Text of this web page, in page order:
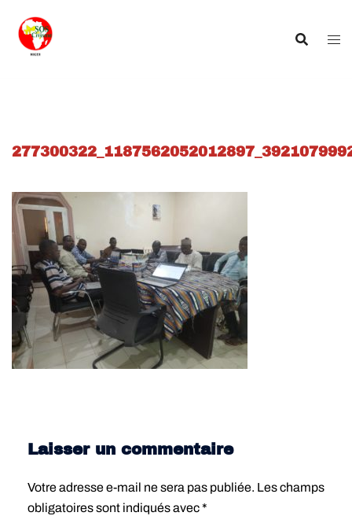
contenu
Laisser un commentaire
Votre adresse e-mail ne sera pas publiée. Les champs
obligatoires sont indiqués avec*